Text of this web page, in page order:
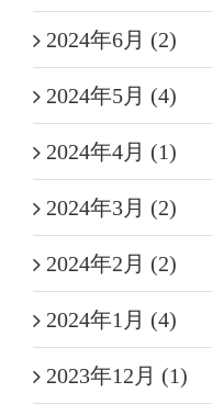
2024年6月 (2)
2024年5月 (4)
2024年4月 (1)
2024年3月 (2)
2024年2月 (2)
2024年1月 (4)
2023年12月 (1)